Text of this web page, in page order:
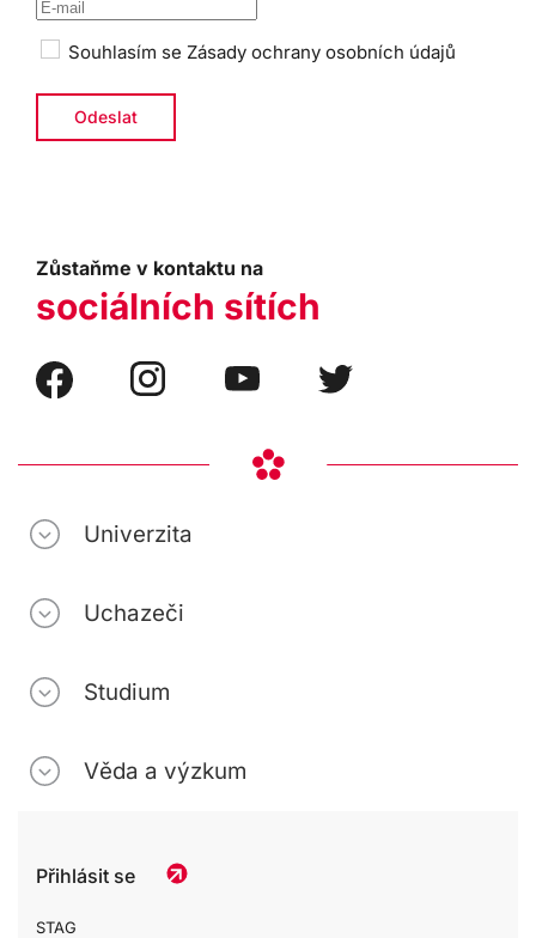
Souhlasím se Zásady ochrany osobních údajů
Zůstaňme v kontaktu na
sociálních sítích
Univerzita
Uchazeči
Studium
Věda a výzkum
Přihlásit se
STAG